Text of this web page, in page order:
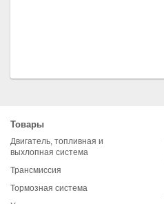
Товары
Двигатель, топливная и
выхлопная система
Трансмиссия
Тормозная система